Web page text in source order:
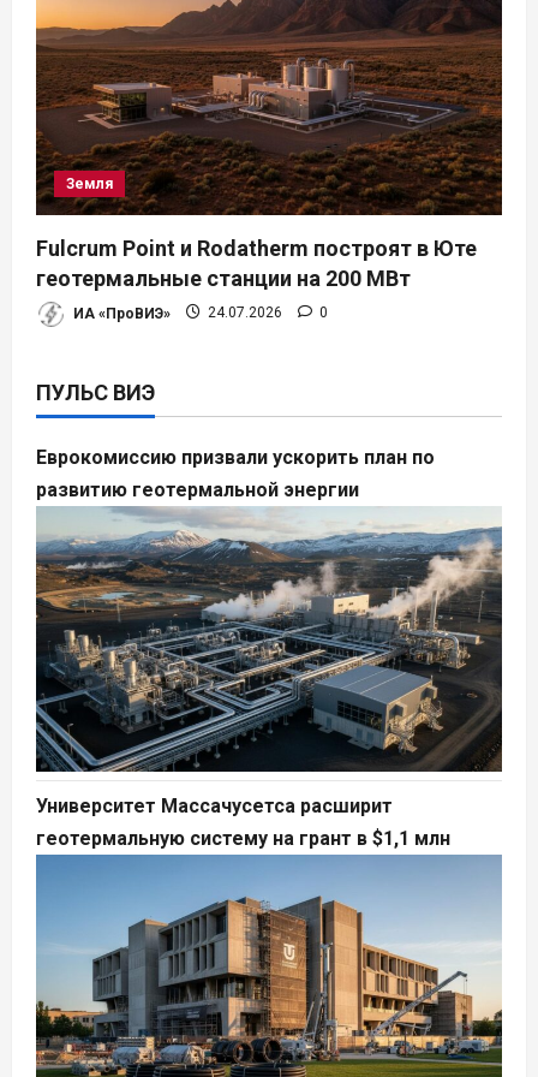
Земля
Fulcrum Point и Rodatherm построят в Юте
геотермальные станции на 200 МВт
ИА «ПроВИЭ» 24.07.2026 0
ПУЛЬС ВИЭ
Еврокомиссию призвали ускорить план по
развитию геотермальной энергии
Университет Массачусетса расширит
геотермальную систему на грант в $1,1 млн